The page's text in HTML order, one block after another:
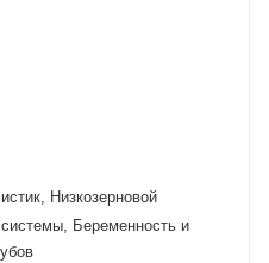
Низкозерновой
Беременность и